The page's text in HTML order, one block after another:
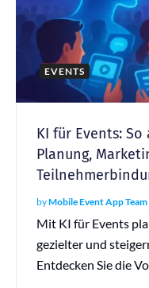
EVENTS
KI für Events:
Planung,
byMobile Event App Team
Mit KI für Events
gezielter und
Entdecken Sie die